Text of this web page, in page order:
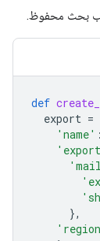
بحث محفوظ.
def
export =
'name' :
},